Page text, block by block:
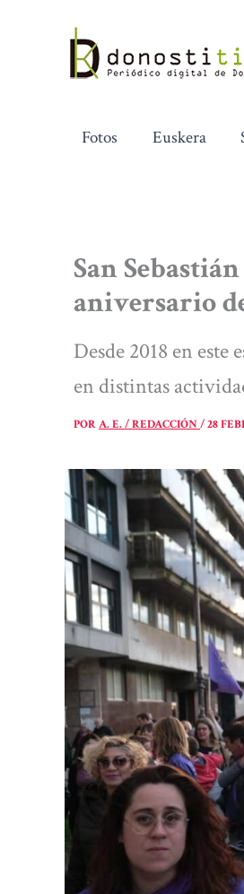
contenido
Fotos Euskera
San
aniversario
Desde 2018 en
en distintas
PORA. E. / REDACCIÓN/28